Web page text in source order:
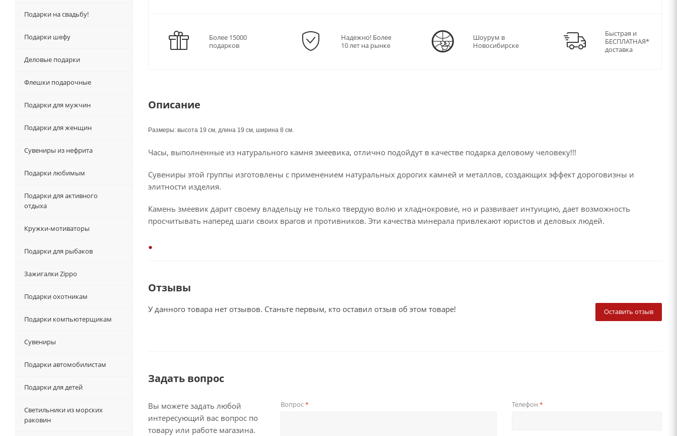
Более 15000
подарков
Надежно! Более
10 лет на рынке
Шоурум в
Новосибирске
Быстрая и
БЕСПЛАТНАЯ*
доставка
Описание
Размеры: высота 19 см, длина 19 см, ширина 8 см.
Часы, выполненные из натурального камня змеевика, отлично подойдут в качестве подарка деловому человеку!!!
Сувениры этой группы изготовлены с применением натуральных дорогих камней и металлов, создающих эффект дороговизны и
элитности изделия.
Камень змеевик дарит своему владельцу не только твердую волю и хладнокровие, но и развивает интуицию, дает возможность
просчитывать наперед шаги своих врагов и противников. Эти качества минерала привлекают юристов и деловых людей.
Отзывы
Оставить отзыв
У данного товара нет отзывов. Станьте первым, кто оставил отзыв об этом товаре!
Задать вопрос
Вы можете задать любой
интересующий вас вопрос по
товару или работе магазина.
Вопрос* Телефон *
Подарки на свадьбу!
Подарки шефу
Деловые подарки
Флешки подарочные
Подарки для мужчин
Подарки для женщин
Сувениры из нефрита
Подарки любимым
Подарки для активного
отдыха
Кружки-мотиваторы
Подарки для рыбаков
Зажигалки Zippo
Подарки охотникам
Подарки компьютерщикам
Сувениры
Подарки автомобилистам
Подарки для детей
Светильники из морских
раковин